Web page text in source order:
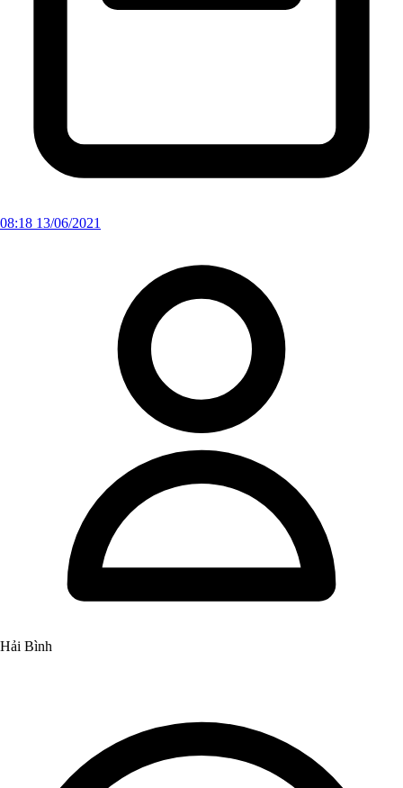
08:18 13/06/2021
Hải Bình